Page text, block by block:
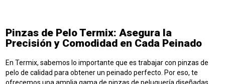
Pinzas de Pelo Termix: Asegura la
Precisión y Comodidad en Cada Peinado
En Termix, sabemos lo importante que es trabajar con pinzas de
pelo de calidad para obtener un peinado perfecto. Por eso, te